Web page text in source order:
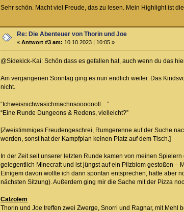
Sehr schön. Macht viel Freude, das zu lesen. Mein Highlight ist
Re: Die Abenteuer von Thorin und Joe
«Antwort #3 am: 10.10.2023 | 10:05 »
@Sidekick-Kai: Schön dass es gefallen hat, auch wenn du das
Am vergangenen Sonntag ging es nun endlich weiter. Das
nicht.
“Ichweisnichwasichmachnsooooooll…”
“Eine Runde Dungeons & Redens, vielleicht?”
[Zweistimmiges Freudengeschrei, Rumgerenne auf der Suche
werden, sonst hat der Kampfplan keinen Platz auf dem Tisch.]
In der Zeit seit unserer letzten Runde kamen von meinen
gelegentlich Minecraft und ist jüngst auf ein Pilzbiom gestoßen –
Einigem davon wollte ich dann spontan entsprechen, hatte aber
nächsten Sitzung). Außerdem ging mir die Sache mit der Pizza
Calzolem
Thorin und Joe treffen zwei Zwerge, Snorri und Ragnar, mit Mehl